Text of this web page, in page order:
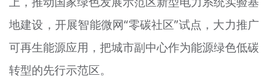
地建设，开展智能微网“零碳社区”试点，大力推广
可再生能源应用，把城市副中心作为能源绿色低碳
转型的先行示范区。